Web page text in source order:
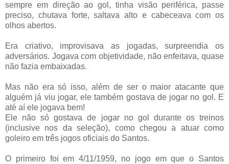
sempre em direção ao gol, tinha visão periférica, passe
preciso, chutava forte, saltava alto e cabeceava com os
olhos abertos.
Era criativo, improvisava as jogadas, surpreendia os
adversários. Jogava com objetividade, não enfeitava, quase
não fazia embaixadas.
Mas não era só isso, além de ser o maior atacante que
alguém já viu jogar, ele também gostava de jogar no gol. E
até aí ele jogava bem!
Ele não só gostava de jogar no gol durante os treinos
(inclusive nos da seleção), como chegou a atuar como
goleiro em três jogos oficiais do Santos.
O primeiro foi em 4/11/1959, no jogo em que o Santos